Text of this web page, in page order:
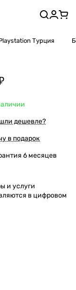
Турция
дешевле?
в подарок
6 месяцев
и услуги
в цифровом